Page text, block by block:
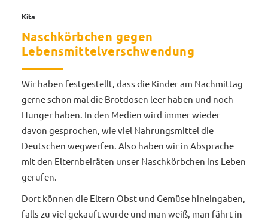
Kita
Naschkörbchen gegen
Lebensmittelverschwendung
Wir haben festgestellt, dass die Kinder am Nachmittag
gerne schon mal die Brotdosen leer haben und noch
Hunger haben. In den Medien wird immer wieder
davon gesprochen, wie viel Nahrungsmittel die
Deutschen wegwerfen. Also haben wir in Absprache
mit den Elternbeiräten unser Naschkörbchen ins Leben
gerufen.
Dort können die Eltern Obst und Gemüse hineingaben,
falls zu viel gekauft wurde und man weiß, man fährt in